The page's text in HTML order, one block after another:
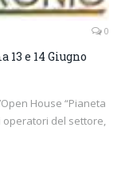
0
13 e 14 Giugno
House “Pianeta
operatori del settore,